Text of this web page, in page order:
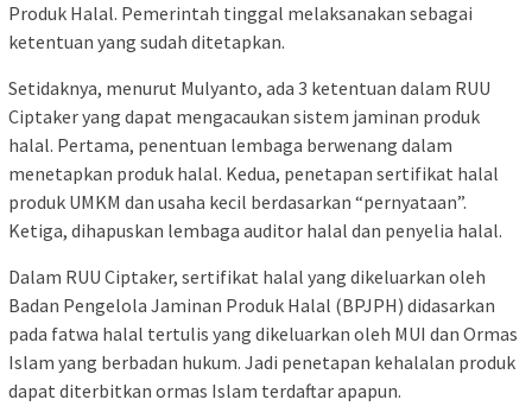
Produk Halal. Pemerintah tinggal melaksanakan sebagai
ketentuan yang sudah ditetapkan.
Setidaknya, menurut Mulyanto, ada 3 ketentuan dalam RUU
Ciptaker yang dapat mengacaukan sistem jaminan produk
halal. Pertama, penentuan lembaga berwenang dalam
menetapkan produk halal. Kedua, penetapan sertifikat halal
produk UMKM dan usaha kecil berdasarkan “pernyataan”.
Ketiga, dihapuskan lembaga auditor halal dan penyelia halal.
Dalam RUU Ciptaker, sertifikat halal yang dikeluarkan oleh
Badan Pengelola Jaminan Produk Halal (BPJPH) didasarkan
pada fatwa halal tertulis yang dikeluarkan oleh MUI dan Ormas
Islam yang berbadan hukum. Jadi penetapan kehalalan produk
dapat diterbitkan ormas Islam terdaftar apapun.